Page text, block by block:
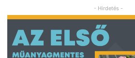
- Hirdetés -